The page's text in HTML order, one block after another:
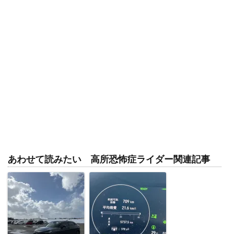
あわせて読みたい 高所恐怖症ライダー関連記事